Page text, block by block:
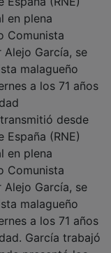
en plena
García, se
malagueño
a los 71 años
desde
España (RNE)
en plena
García, se
malagueño
a los 71 años
García trabajó
presentó los